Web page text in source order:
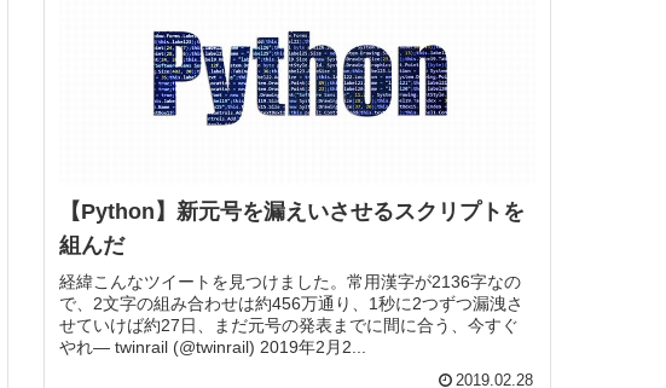
【Python】新元号を漏えいさせるスクリプトを
組んだ
経緯こんなツイートを見つけました。常用漢字が2136字なの
で、2文字の組み合わせは約456万通り、1秒に2つずつ漏洩さ
せていけば約27日、まだ元号の発表までに間に合う、今すぐ
やれ— twinrail (@twinrail) 2019年2月2...
2019.02.28